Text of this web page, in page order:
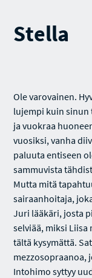
Stella
Ole varovainen.
lujempi kuin sinun
ja vuokraa
vuosiksi, vanha
paluuta entiseen
sammuvista
Mutta mitä
sairaanhoitaja,
Juri lääkäri, josta
selviää, miksi
tältä kysymättä.
mezzosopraanoa,
Intohimo syttyy